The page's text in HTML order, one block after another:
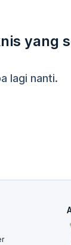
yang
lagi nanti.